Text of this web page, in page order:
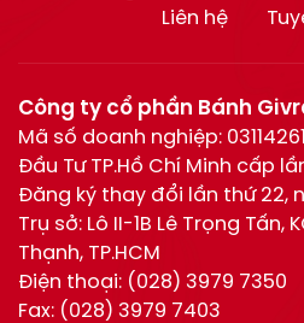
Liên hệ
Công ty cổ phần Bánh
Mã số doanh nghiệp:
Đầu Tư TP.Hồ Chí Minh cấp
Đăng ký thay đổi lần thứ 22,
Trụ sở: Lô II-1B Lê Trọng Tấn,
Thạnh, TP.HCM
Điện thoại: (028) 3979 7350
Fax: (028) 3979 7403